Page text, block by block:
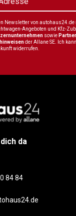
Newsletter von autohaus24.de
Angeboten und Kfz-
sowie
der Allane SE. Ich
widerrufen.
da
84 84